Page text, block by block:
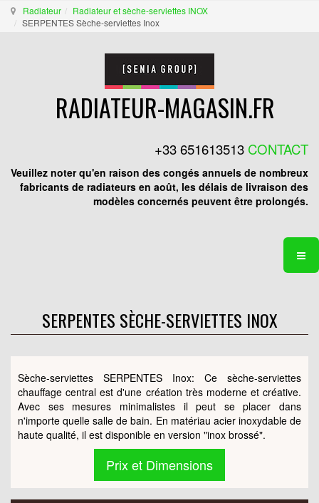
Radiateur
Radiateur et sèche-serviettes INOX
SERPENTES Sèche-serviettes Inox
RADIATEUR-MAGASIN.FR
+33 651613513 CONTACT
Veuillez noter qu'en raison des congés annuels de nombreux
fabricants de radiateurs en août, les délais de livraison des
modèles concernés peuvent être prolongés.
SERPENTES SÈCHE-SERVIETTES INOX
Sèche-serviettes SERPENTES Inox: Ce sèche-serviettes
chauffage central est d'une création très moderne et créative.
Avec ses mesures minimalistes il peut se placer dans
n'importe quelle salle de bain. En matériau acier inoxydable de
haute qualité, il est disponible en version "inox brossé".
Prix et Dimensions